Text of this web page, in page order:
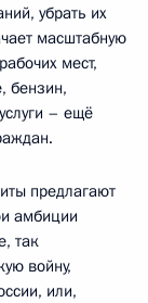
убрать их
масштабную
мест,
бензин,
– ещё
предлагают
амбиции
так
войну,
или,